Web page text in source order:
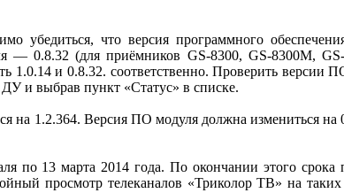
убедиться, что версия программного
— 0.8.32 (для приёмников GS-8300, GS-8300M,
и 0.8.32. соответственно. Проверить версии
и выбрав пункт «Статус» в списке.
на 1.2.364. Версия ПО модуля должна измениться на
по 13 марта 2014 года. По окончании этого срока
просмотр телеканалов «Триколор ТВ» на